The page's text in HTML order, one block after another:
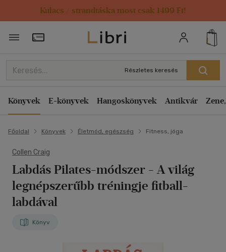
Kulacs / strandtáska most csak 1499 Ft!
Törzsvásárlói Kártya adatai
Részletes keresés
Könyvek E-könyvek Hangoskönyvek Antikvár
Főoldal Könyvek Életmód, egészség Fitness, jóga
Collen Craig
Labdás Pilates-módszer - A világ
legnépszerűbb tréningje fitball-
labdával
Könyv